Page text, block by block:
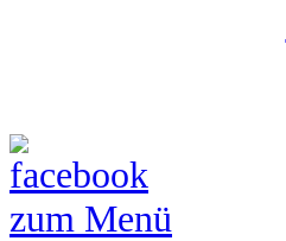
zum Menü